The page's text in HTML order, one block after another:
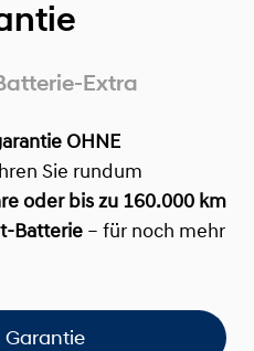
Extra
OHNE
Sie rundum
oder bis zu 160.000 km
Batterie – für noch mehr
Garantie